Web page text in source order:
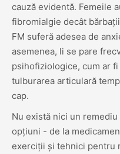
cauză evidentă. Femeile
fibromialgie decât
FM suferă adesea de
asemenea, li se pare
psihofiziologice, cum ar
tulburarea articulară
cap.
Nu există nici un
opțiuni - de la
exerciții și tehnici pentru